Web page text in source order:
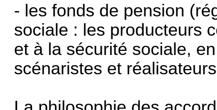
- les fonds de pension
sociale : les producteurs
et à la sécurité sociale,
scénaristes et